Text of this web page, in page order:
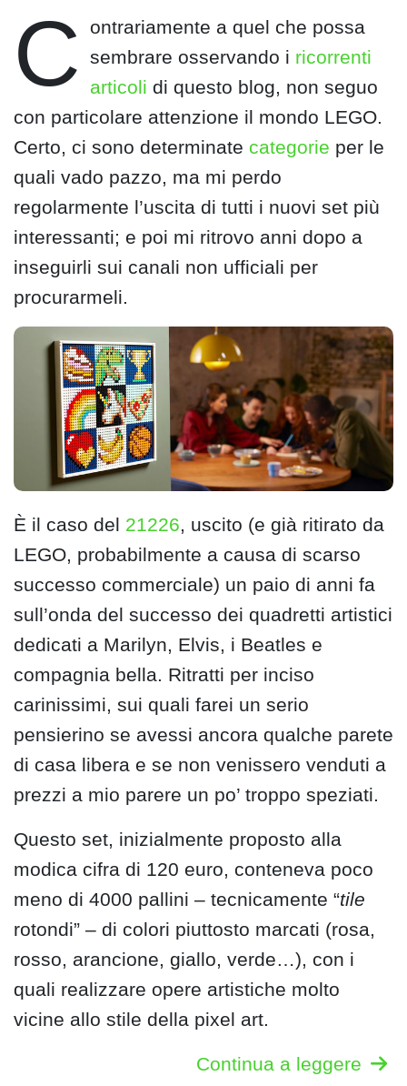
C
ontrariamente a quel che possa
sembrare osservando i ricorrenti
articoli di questo blog, non seguo
con particolare attenzione il mondo LEGO.
Certo, ci sono determinate categorie per le
quali vado pazzo, ma mi perdo
regolarmente l’uscita di tutti i nuovi set più
interessanti; e poi mi ritrovo anni dopo a
inseguirli sui canali non ufficiali per
procurarmeli.
È il caso del 21226, uscito (e già ritirato da
LEGO, probabilmente a causa di scarso
successo commerciale) un paio di anni fa
sull’onda del successo dei quadretti artistici
dedicati a Marilyn, Elvis, i Beatles e
compagnia bella. Ritratti per inciso
carinissimi, sui quali farei un serio
pensierino se avessi ancora qualche parete
di casa libera e se non venissero venduti a
prezzi a mio parere un po’ troppo speziati.
Questo set, inizialmente proposto alla
modica cifra di 120 euro, conteneva poco
meno di 4000 pallini – tecnicamente “tile
rotondi” – di colori piuttosto marcati (rosa,
rosso, arancione, giallo, verde…), con i
quali realizzare opere artistiche molto
vicine allo stile della pixel art.
Continua a leggere